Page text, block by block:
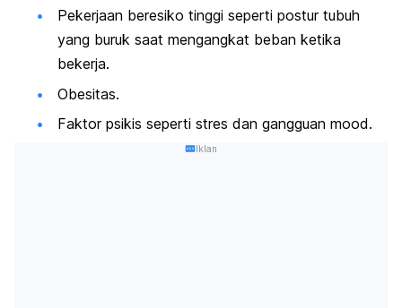
Pekerjaan beresiko tinggi seperti postur tubuh
yang buruk saat mengangkat beban ketika
bekerja.
Obesitas.
Faktor psikis seperti stres dan gangguan mood.
Iklan